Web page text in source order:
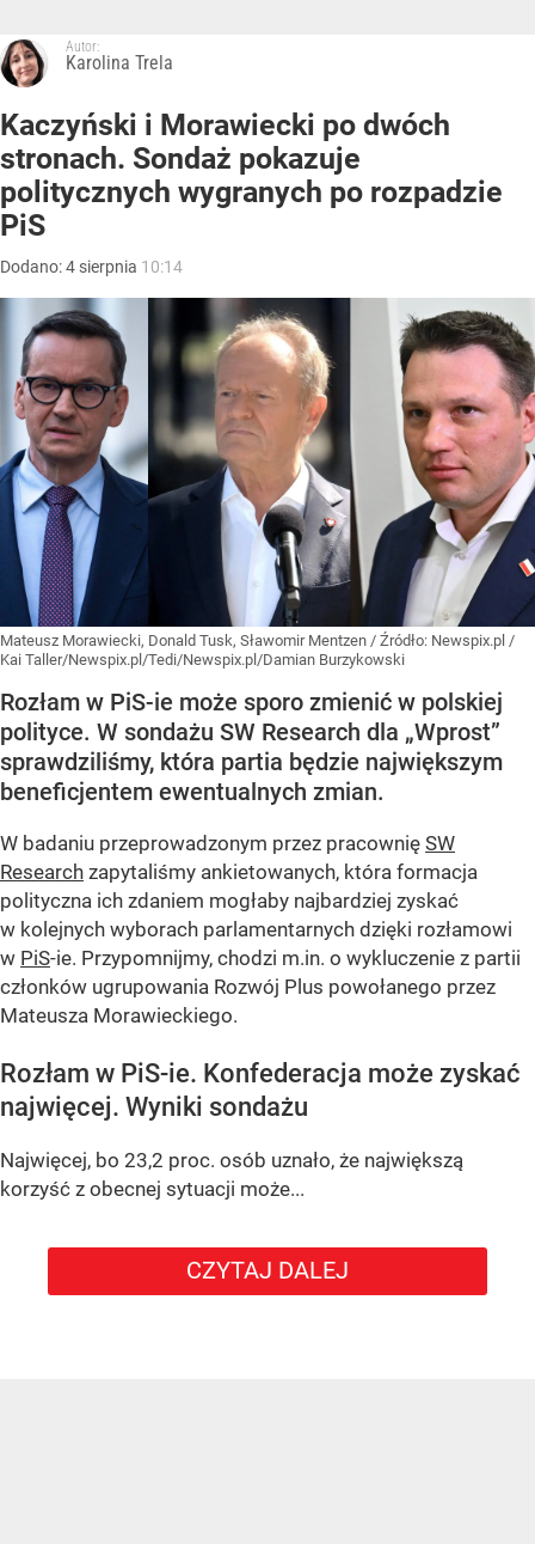
Autor:
Karolina Trela
Kaczyński i Morawiecki po dwóch
stronach. Sondaż pokazuje
politycznych wygranych po rozpadzie
PiS
Dodano:4 sierpnia 10:14
Mateusz Morawiecki, Donald Tusk, Sławomir Mentzen / Źródło: Newspix.pl /
Kai Taller/Newspix.pl/Tedi/Newspix.pl/Damian Burzykowski
Rozłam w PiS-ie może sporo zmienić w polskiej
polityce. W sondażu SW Research dla „Wprost”
sprawdziliśmy, która partia będzie największym
beneficjentem ewentualnych zmian.
W badaniu przeprowadzonym przez pracownię SW
Research zapytaliśmy ankietowanych, która formacja
polityczna ich zdaniem mogłaby najbardziej zyskać
w kolejnych wyborach parlamentarnych dzięki rozłamowi
w PiS-ie. Przypomnijmy, chodzi m.in. o wykluczenie z partii
członków ugrupowania Rozwój Plus powołanego przez
Mateusza Morawieckiego.
Rozłam w PiS-ie. Konfederacja może zyskać
najwięcej. Wyniki sondażu
Najwięcej, bo 23,2 proc. osób uznało, że największą
korzyść z obecnej sytuacji może...
CZYTAJ DALEJ